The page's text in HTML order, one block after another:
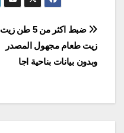
تصفّح
المقالات
ضبط اكثر من 5 طن زيت
زيت طعام مجهول المصدر
وبدون بيانات بناحية اجا